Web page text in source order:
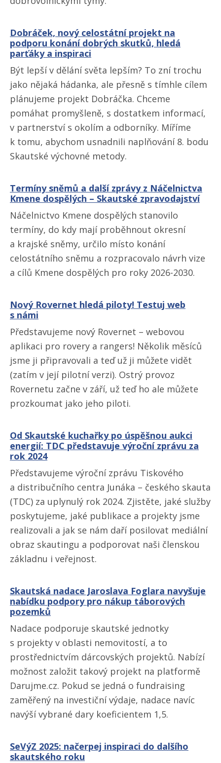
Dobráček, nový celostátní projekt na
podporu konání dobrých skutků, hledá
parťáky a inspiraci
Být lepší v dělání světa lepším? To zní trochu
jako nějaká hádanka, ale přesně s tímhle cílem
plánujeme projekt Dobráčka. Chceme
pomáhat promyšleně, s dostatkem informací,
v partnerství s okolím a odborníky. Míříme
k tomu, abychom usnadnili naplňování 8. bodu
Skautské výchovné metody.
Termíny sněmů a další zprávy z Náčelnictva
Kmene dospělých – Skautské zpravodajství
Náčelnictvo Kmene dospělých stanovilo
termíny, do kdy mají proběhnout okresní
a krajské sněmy, určilo místo konání
celostátního sněmu a rozpracovalo návrh vize
a cílů Kmene dospělých pro roky 2026-2030.
Nový Rovernet hledá piloty! Testuj web
s námi
Představujeme nový Rovernet – webovou
aplikaci pro rovery a rangers! Několik měsíců
jsme ji připravovali a teď už ji můžete vidět
(zatím v její pilotní verzi). Ostrý provoz
Rovernetu začne v září, už teď ho ale můžete
prozkoumat jako jeho piloti.
Od Skautské kuchařky po úspěšnou aukci
energií: TDC představuje výroční zprávu za
rok 2024
Představujeme výroční zprávu Tiskového
a distribučního centra Junáka – českého skauta
(TDC) za uplynulý rok 2024. Zjistěte, jaké služby
poskytujeme, jaké publikace a projekty jsme
realizovali a jak se nám daří posilovat mediální
obraz skautingu a podporovat naši členskou
základnu i veřejnost.
Skautská nadace Jaroslava Foglara navyšuje
nabídku podpory pro nákup táborových
pozemků
Nadace podporuje skautské jednotky
s projekty v oblasti nemovitostí, a to
prostřednictvím dárcovských projektů. Nabízí
možnost založit takový projekt na platformě
Darujme.cz. Pokud se jedná o fundraising
zaměřený na investiční výdaje, nadace navíc
navýší vybrané dary koeficientem 1,5.
SeVýZ 2025: načerpej inspiraci do dalšího
skautského roku